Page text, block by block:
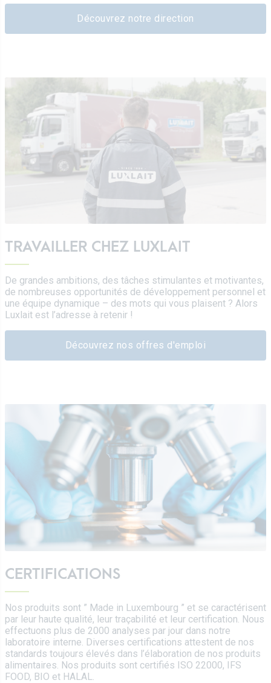
Découvrez notre direction
TRAVAILLER CHEZ LUXLAIT
De grandes ambitions, des tâches stimulantes et motivantes,
de nombreuses opportunités de développement personnel et
une équipe dynamique – des mots qui vous plaisent ? Alors
Luxlait est l’adresse à retenir !
Découvrez nos offres d'emploi
CERTIFICATIONS
Nos produits sont ” Made in Luxembourg ” et se caractérisent
par leur haute qualité, leur traçabilité et leur certification. Nous
effectuons plus de 2000 analyses par jour dans notre
laboratoire interne. Diverses certifications attestent de nos
standards toujours élevés dans l’élaboration de nos produits
alimentaires. Nos produits sont certifiés ISO 22000, IFS
FOOD, BIO et HALAL.